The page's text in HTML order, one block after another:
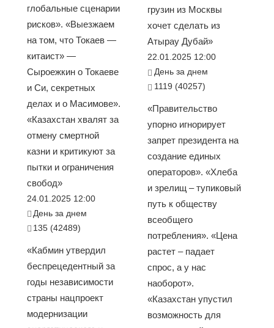
глобальные сценарии
рисков». «Выезжаем
на том, что Токаев —
китаист» —
Сыроежкин о Токаеве
и Си, секретных
делах и о Масимове».
«Казахстан хвалят за
отмену смертной
казни и критикуют за
пытки и ограничения
свобод»
24.01.2025 12:00
День за днем
135 (42489)
«Кабмин утвердил
беспрецедентный за
годы независимости
страны нацпроект
модернизации
грузин из Москвы
хочет сделать из
Атырау Дубай»
22.01.2025 12:00
День за днем
1119 (40257)
«Правительство
упорно игнорирует
запрет президента на
создание единых
операторов». «Хлеба
и зрелищ – тупиковый
путь к обществу
всеобщего
потребления». «Цена
растет – падает
спрос, а у нас
наоборот».
«Казахстан упустил
возможность для